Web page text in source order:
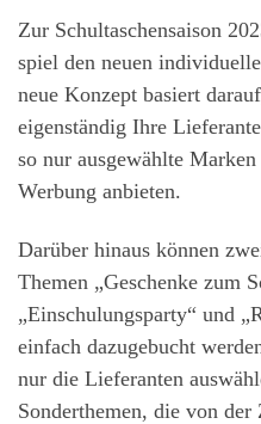
Zur Schultaschensaison
spiel den neuen
neue Konzept basiert
eigenständig Ihre
so nur ausgewählte
Werbung anbieten.
Darüber hinaus können
Themen „Geschenke zum
„Einschulungsparty“ und
einfach dazugebucht
nur die Lieferanten
Sonderthemen, die von der